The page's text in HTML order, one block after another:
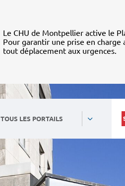
Le CHU de Montpellier active le
Pour garantir une prise en charge
tout déplacement aux urgences.
TOUS LES PORTAILS